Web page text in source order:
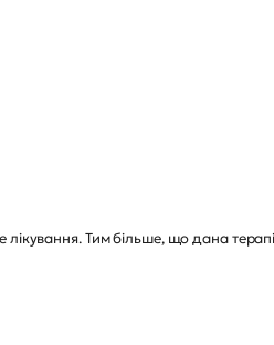
Тим більше, що дана